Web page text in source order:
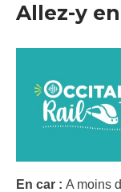
Allez-y
En car : A moins